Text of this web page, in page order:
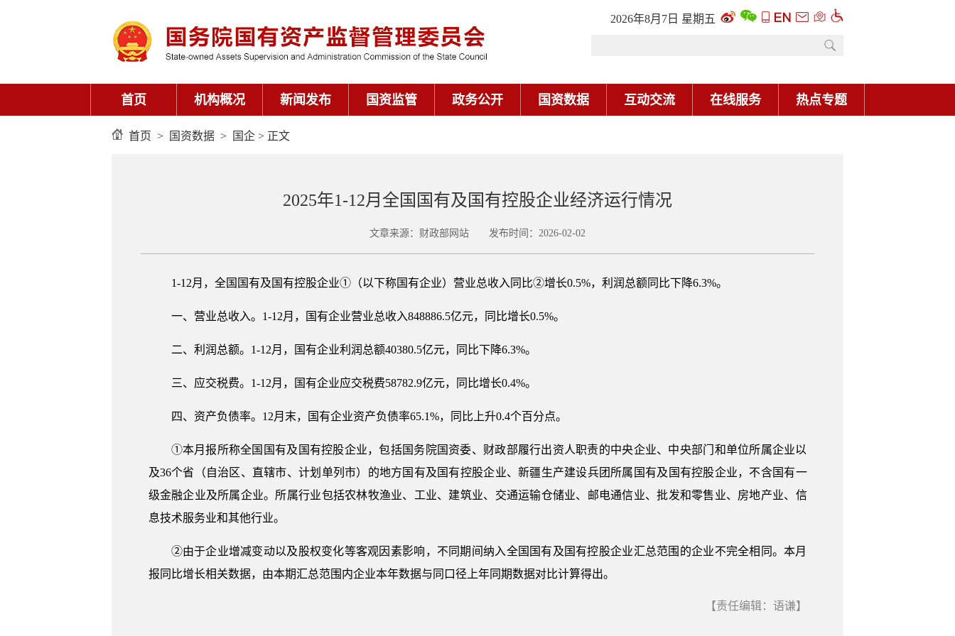
2026年8月7日 星期五
首页 机构概况 新闻发布 国资监管 政务公开 国资数据 互动交流 在线服务 热点专题
首页 > 国资数据 > 国企 > 正文
2025年1-12月全国国有及国有控股企业经济运行情况
文章来源：财政部网站 发布时间：2026-02-02
1-12月，全国国有及国有控股企业①（以下称国有企业）营业总收入同比②增长0.5%，利润总额同比下降6.3%。
一、营业总收入。1-12月，国有企业营业总收入848886.5亿元，同比增长0.5%。
二、利润总额。1-12月，国有企业利润总额40380.5亿元，同比下降6.3%。
三、应交税费。1-12月，国有企业应交税费58782.9亿元，同比增长0.4%。
四、资产负债率。12月末，国有企业资产负债率65.1%，同比上升0.4个百分点。
①本月报所称全国国有及国有控股企业，包括国务院国资委、财政部履行出资人职责的中央企业、中央部门和单位所属企业以
及36个省（自治区、直辖市、计划单列市）的地方国有及国有控股企业、新疆生产建设兵团所属国有及国有控股企业，不含国有一
级金融企业及所属企业。所属行业包括农林牧渔业、工业、建筑业、交通运输仓储业、邮电通信业、批发和零售业、房地产业、信
息技术服务业和其他行业。
②由于企业增减变动以及股权变化等客观因素影响，不同期间纳入全国国有及国有控股企业汇总范围的企业不完全相同。本月
报同比增长相关数据，由本期汇总范围内企业本年数据与同口径上年同期数据对比计算得出。
【责任编辑：语谦】